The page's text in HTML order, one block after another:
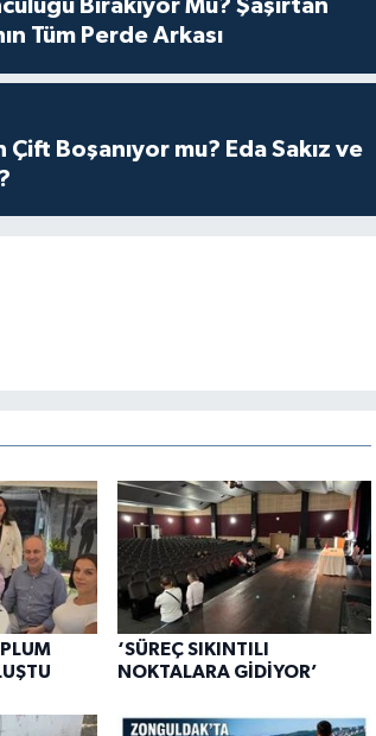
Bırakıyor Mu? Şaşırtan
Tüm Perde Arkası
Çift Boşanıyor mu? Eda Sakız ve
‘SÜREÇ SIKINTILI
NOKTALARA GİDİYOR’